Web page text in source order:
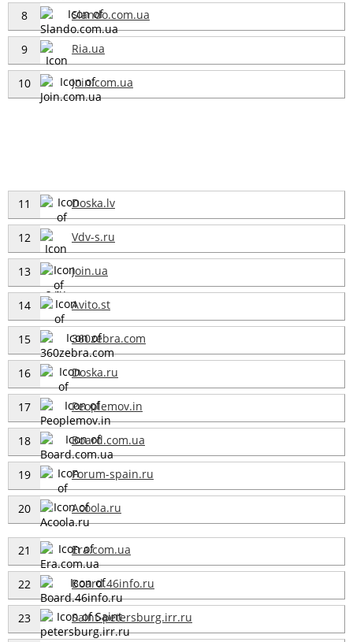
8 Slando.com.ua
9 Ria.ua
10 Join.com.ua
11 Doska.lv
12 Vdv-s.ru
13 Join.ua
14 Avito.st
15 360zebra.com
16 Doska.ru
17 Peoplemov.in
18 Board.com.ua
19 Forum-spain.ru
20 Acoola.ru
21 Era.com.ua
22 Board.46info.ru
23 Saint-petersburg.irr.ru